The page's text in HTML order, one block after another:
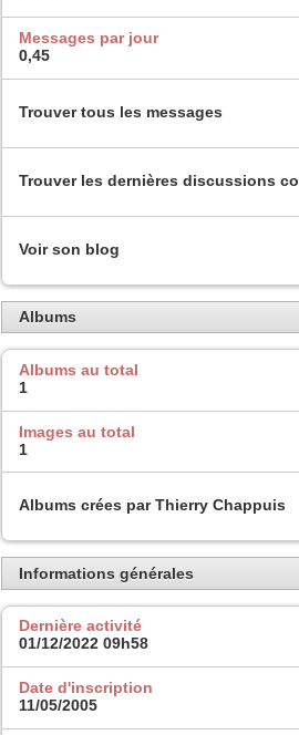
Messages par jour
0,45
Trouver tous les messages
Trouver les dernières discussions
Voir son blog
Albums
Albums au total
1
Images au total
1
Albums crées par Thierry Chappuis
Informations générales
Dernière activité
01/12/2022 09h58
Date d'inscription
11/05/2005